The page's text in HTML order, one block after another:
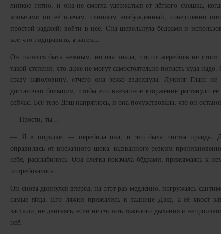
липкое пятно, и она не смогла удержаться от лёгкого смешка,
копытами по её плечам, слишком возбуждённый, совершенно
простой задачей: войти в неё. Она шевельнула бёдрами и
кое-что подправить, а затем...
Он пытался быть нежным, но она знала, что от жеребцов не стоит
такой степени, что даже не могут самостоятельно попасть куда
сразу наполовину, отчего она резко вздохнула. Лукинг
достаточно большим, чтобы его внезапное вторжение растянуло
сейчас. Всё тело Дэш напряглось, и она почувствовала, что он
— Прости, ты...
— Я в порядке, — перебила она, и это была чистая правда.
оправились от внезапного шока, вызванного резким
себя, расслабились. Она слегка покачала бёдрами, прижимаясь к
потребовалось.
Он снова двинулся вперёд, на этот раз медленно, погружаясь
самые яйца. Его ляжки прижались к заднице Дэш, а её хвост
застыли, не двигаясь, если не считать тяжёлого дыхания и
неё.